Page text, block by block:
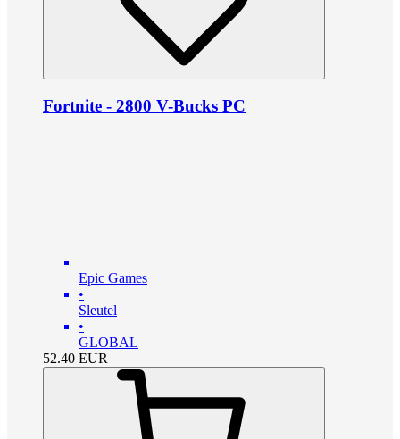
Fortnite - 2800 V-Bucks PC
Epic Games
•
Sleutel
•
GLOBAL
52.40 EUR